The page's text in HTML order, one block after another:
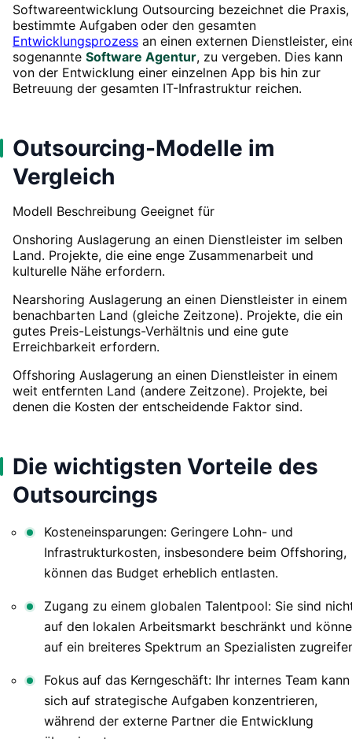
Softwareentwicklung Outsourcing bezeichnet die Praxis,
bestimmte Aufgaben oder den gesamten
Entwicklungsprozess an einen externen Dienstleister,
sogenannte Software Agentur, zu vergeben. Dies kann
von der Entwicklung einer einzelnen App bis hin zur
Betreuung der gesamten IT-Infrastruktur reichen.
Outsourcing-Modelle im
Vergleich
Modell Beschreibung Geeignet für
Onshoring Auslagerung an einen Dienstleister im selben
Land. Projekte, die eine enge Zusammenarbeit und
kulturelle Nähe erfordern.
Nearshoring Auslagerung an einen Dienstleister in einem
benachbarten Land (gleiche Zeitzone). Projekte, die ein
gutes Preis-Leistungs-Verhältnis und eine gute
Erreichbarkeit erfordern.
Offshoring Auslagerung an einen Dienstleister in einem
weit entfernten Land (andere Zeitzone). Projekte, bei
denen die Kosten der entscheidende Faktor sind.
Die wichtigsten Vorteile des
Outsourcings
Kosteneinsparungen: Geringere Lohn- und
Infrastrukturkosten, insbesondere beim Offshoring,
können das Budget erheblich entlasten.
Zugang zu einem globalen Talentpool: Sie sind
auf den lokalen Arbeitsmarkt beschränkt und
auf ein breiteres Spektrum an Spezialisten
Fokus auf das Kerngeschäft: Ihr internes Team kann
sich auf strategische Aufgaben konzentrieren,
während der externe Partner die Entwicklung